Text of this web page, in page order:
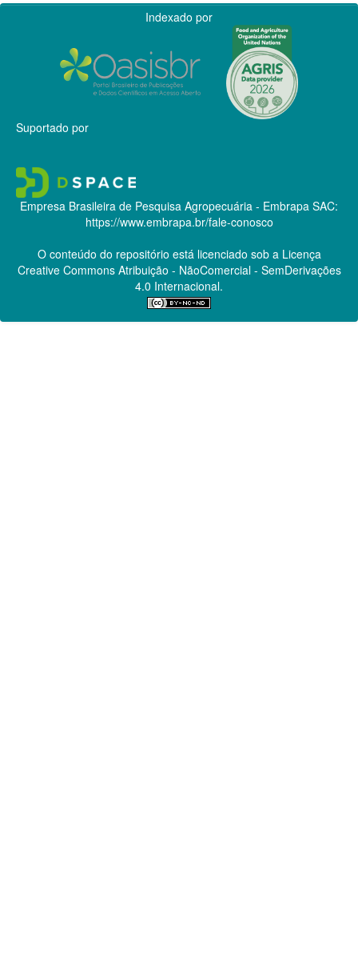
Indexado por
Suportado por
Empresa Brasileira de Pesquisa Agropecuária - Embrapa SAC:
https://www.embrapa.br/fale-conosco
O conteúdo do repositório está licenciado sob a Licença
Creative CommonsAtribuição - NãoComercial - SemDerivações
4.0 Internacional.